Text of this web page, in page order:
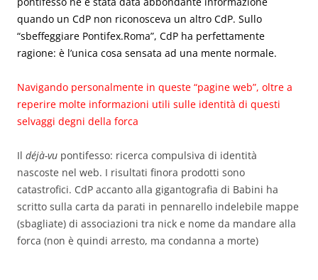
quando un CdP non riconosceva un altro CdP. Sullo
“sbeffeggiare Pontifex.Roma”, CdP ha perfettamente
ragione: è l’unica cosa sensata ad una mente normale.
Navigando personalmente in queste “pagine web”, oltre a
reperire molte informazioni utili sulle identità di questi
selvaggi degni della forca
Il déjà-vu pontifesso: ricerca compulsiva di identità
nascoste nel web. I risultati finora prodotti sono
catastrofici. CdP accanto alla gigantografia di Babini ha
scritto sulla carta da parati in pennarello indelebile mappe
(sbagliate) di associazioni tra nick e nome da mandare alla
forca (non è quindi arresto, ma condanna a morte)